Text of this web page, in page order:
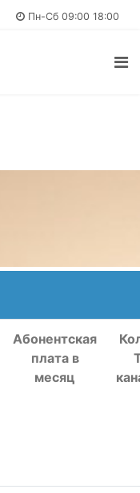
Пн-Сб 09:00 18:00
Абонентская
платав
месяц